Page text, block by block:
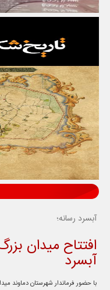
آبسرد رسانه؛
افتتاح میدان
آبسرد
با حضور فرماندار شهرستان دماوند